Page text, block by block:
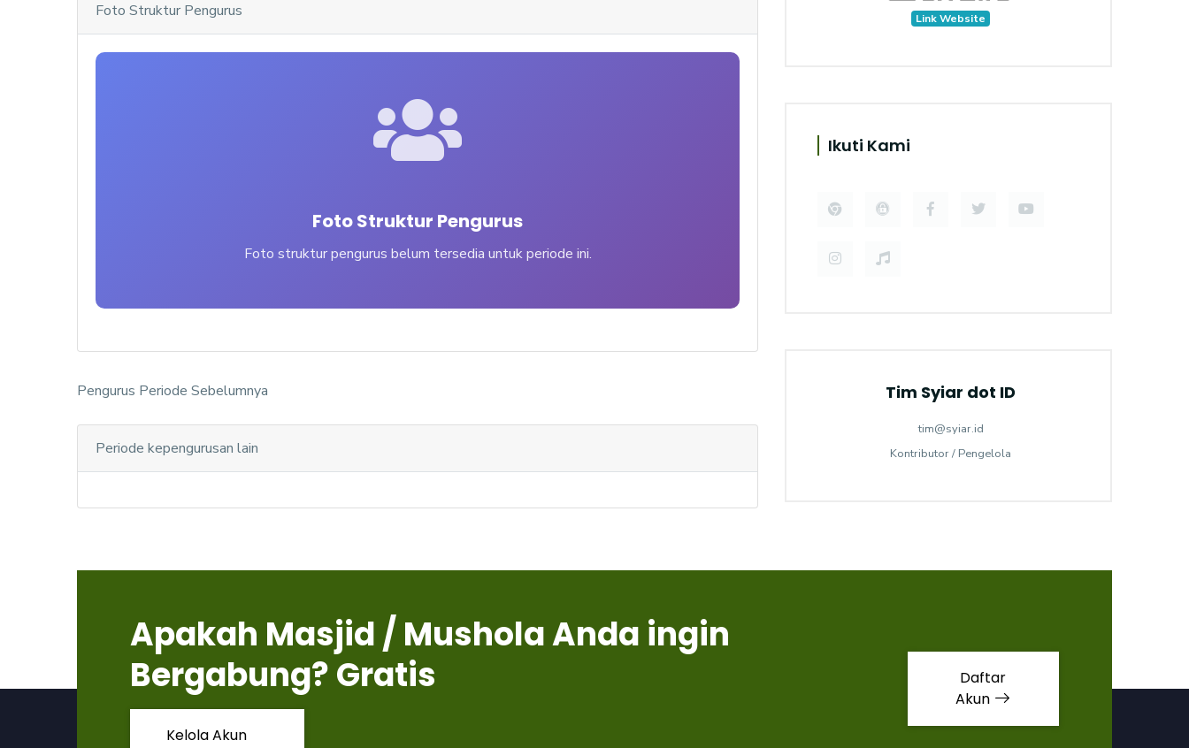
Foto Struktur Pengurus
Foto Struktur Pengurus
Foto struktur pengurus belum tersedia untuk periode ini.
Pengurus Periode Sebelumnya
Periode kepengurusan lain
Link Website
Ikuti Kami
Tim Syiar dot ID
tim@syiar.id
Kontributor / Pengelola
Apakah Masjid / Mushola Anda ingin
Bergabung? Gratis
Kelola Akun
Daftar
Akun